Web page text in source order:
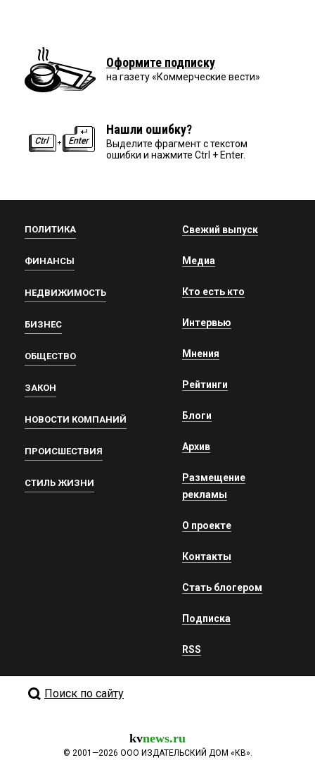
Оформите подписку
на газету «Коммерческие вести»
Нашли ошибку?
Выделите фрагмент с текстом
ошибки и нажмите Ctrl + Enter.
ПОЛИТИКА
ФИНАНСЫ
НЕДВИЖИМОСТЬ
БИЗНЕС
ОБЩЕСТВО
ЗАКОН
НОВОСТИ КОМПАНИЙ
ПРОИСШЕСТВИЯ
СТИЛЬ ЖИЗНИ
Свежий выпуск
Медиа
Кто есть кто
Интервью
Мнения
Рейтинги
Блоги
Архив
Размещение
рекламы
О проекте
Контакты
Стать блогером
Подписка
RSS
Поиск по сайту
kvnews.ru
© 2001—2026 ООО ИЗДАТЕЛЬСКИЙ ДОМ «КВ».